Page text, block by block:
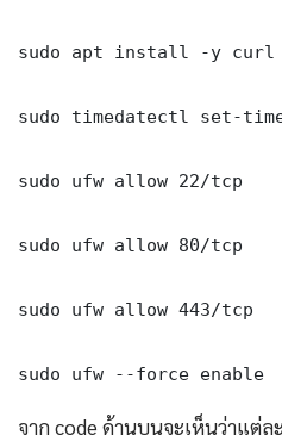
sudo apt install -y curl
sudo timedatectl set-
sudo ufw allow 22/tcp
sudo ufw allow 80/tcp
sudo ufw allow 443/tcp
sudo ufw --force enable
จาก code ด้านบนจะเห็นว่าแต่ล